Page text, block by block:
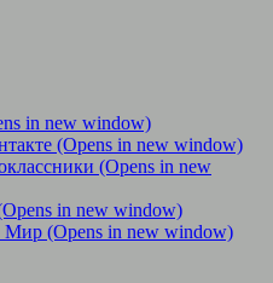
in new window)
(Opens in new window)
(Opens in new
in new window)
(Opens in new window)